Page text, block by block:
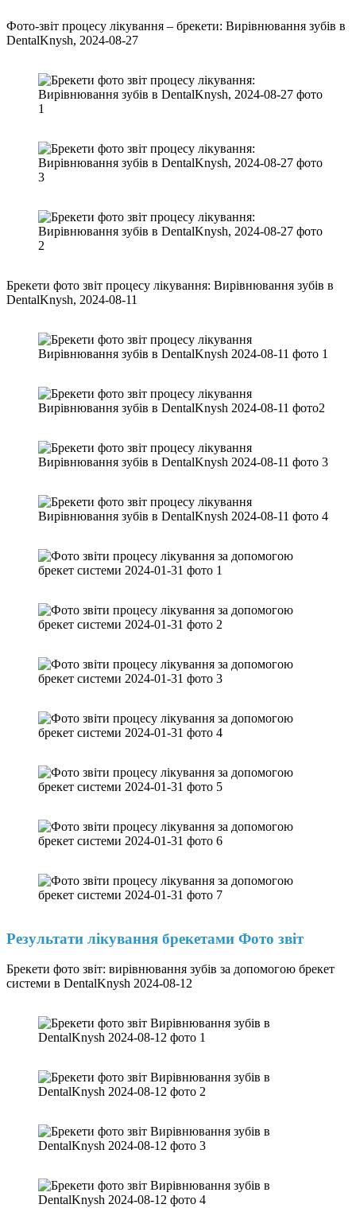
Фото-звіт процесу лікування – брекети: Вирівнювання зубів в
DentalKnysh, 2024-08-27
Брекети фото звіт процесу лікування: Вирівнювання зубів в
DentalKnysh, 2024-08-11
Результати лікування брекетами Фото звіт
Брекети фото звіт: вирівнювання зубів за допомогою брекет
системи в DentalKnysh 2024-08-12